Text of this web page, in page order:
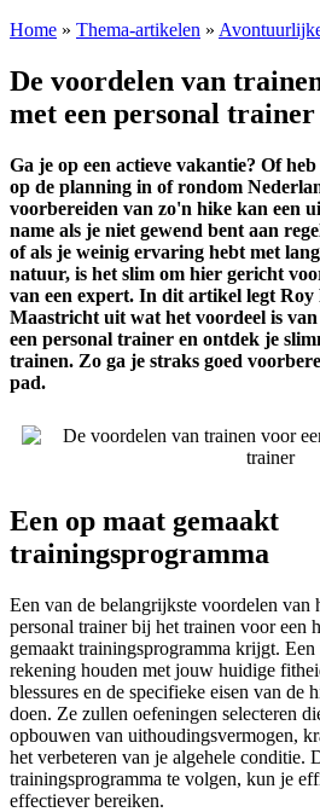
Home » Thema-artikelen »
De voordelen van
met een personal trainer
Ga je op een actieve vakantie? Of
op de planning in of rondom
voorbereiden van zo'n hike kan een
name als je niet gewend bent aan
of als je weinig ervaring hebt met
natuur, is het slim om hier gericht
van een expert. In dit artikel legt
Maastricht uit wat het voordeel is
een personal trainer en ontdek je
trainen. Zo ga je straks goed
pad.
Een op maat gemaakt
trainingsprogramma
Een van de belangrijkste voordelen van
personal trainer bij het trainen voor een
gemaakt trainingsprogramma krijgt. Een
rekening houden met jouw huidige
blessures en de specifieke eisen van de
doen. Ze zullen oefeningen selecteren
opbouwen van uithoudingsvermogen,
het verbeteren van je algehele conditie.
trainingsprogramma te volgen, kun je
effectiever bereiken.